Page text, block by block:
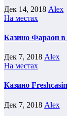
Дек 14, 2018 Alex
На местах
Казино Фараон в
Дек 7, 2018 Alex
На местах
Казино
Дек 7, 2018 Alex